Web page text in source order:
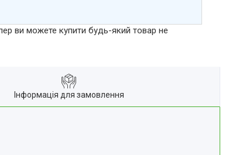
ви можете купити будь-який товар не
Інформація для замовлення